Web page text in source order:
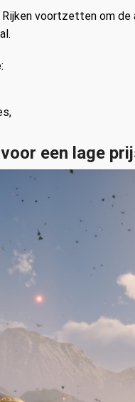
voortzetten om
een lage